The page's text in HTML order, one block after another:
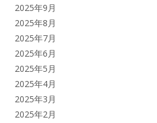
2025年9月
2025年8月
2025年7月
2025年6月
2025年5月
2025年4月
2025年3月
2025年2月